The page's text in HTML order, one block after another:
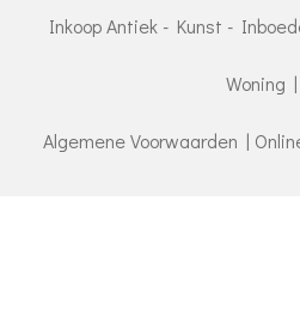
Inkoop Antiek - Kunst -
Woning
Algemene Voorwaarden |